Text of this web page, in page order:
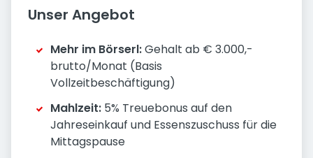
Unser Angebot
Mehr im Börserl:Gehalt ab € 3.000,-
brutto/Monat (Basis
Vollzeitbeschäftigung)
Mahlzeit: 5% Treuebonus auf den
Jahreseinkauf und Essenszuschuss für die
Mittagspause